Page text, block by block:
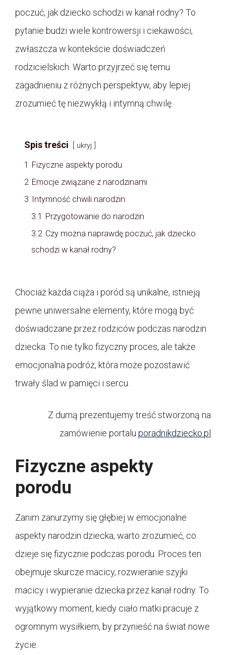
poczuć, jak dziecko schodzi w kanał rodny? To
pytanie budzi wiele kontrowersji i ciekawości,
zwłaszcza w kontekście doświadczeń
rodzicielskich. Warto przyjrzeć się temu
zagadnieniu z różnych perspektyw, aby lepiej
zrozumieć tę niezwykłą i intymną chwilę.
Spis treści ukryj
1 Fizyczne aspekty porodu
2 Emocje związane z narodzinami
3 Intymność chwili narodzin
3.1 Przygotowanie do narodzin
3.2 Czy można naprawdę poczuć, jak dziecko
schodzi w kanał rodny?
Chociaż każda ciąża i poród są unikalne, istnieją
pewne uniwersalne elementy, które mogą być
doświadczane przez rodziców podczas narodzin
dziecka. To nie tylko fizyczny proces, ale także
emocjonalna podróż, która może pozostawić
trwały ślad w pamięci i sercu.
Z dumą prezentujemy treść stworzoną na
zamówienie portalu poradnikdziecko.pl
Fizyczne aspekty
porodu
Zanim zanurzymy się głębiej w emocjonalne
aspekty narodzin dziecka, warto zrozumieć, co
dzieje się fizycznie podczas porodu. Proces ten
obejmuje skurcze macicy, rozwieranie szyjki
macicy i wypieranie dziecka przez kanał rodny. To
wyjątkowy moment, kiedy ciało matki pracuje z
ogromnym wysiłkiem, by przynieść na świat nowe
życie.